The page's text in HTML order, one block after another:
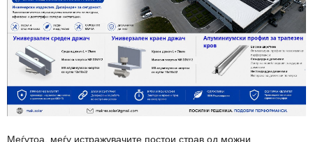
Меѓутоа, меѓу истражувачите постои страв од можни